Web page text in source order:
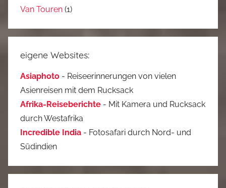
Van Touren (1)
eigene Websites:
Asiaphoto - Reiseerinnerungen von vielen
Asienreisen mit dem Rucksack
Afrika-Reiseberichte - Mit Kamera und Rucksack
durch Westafrika
Incredible India - Fotosafari durch Nord- und
Südindien